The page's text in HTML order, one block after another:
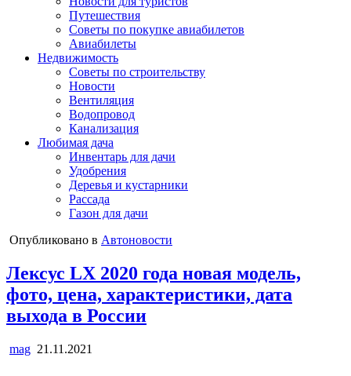
Путешествия
Советы по покупке авиабилетов
Авиабилеты
Недвижимость
Советы по строительству
Новости
Вентиляция
Водопровод
Канализация
Любимая дача
Инвентарь для дачи
Удобрения
Деревья и кустарники
Рассада
Газон для дачи
Опубликовано в Автоновости
Лексус LX 2020 года новая модель,
фото, цена, характеристики, дата
выхода в России
mag 21.11.2021